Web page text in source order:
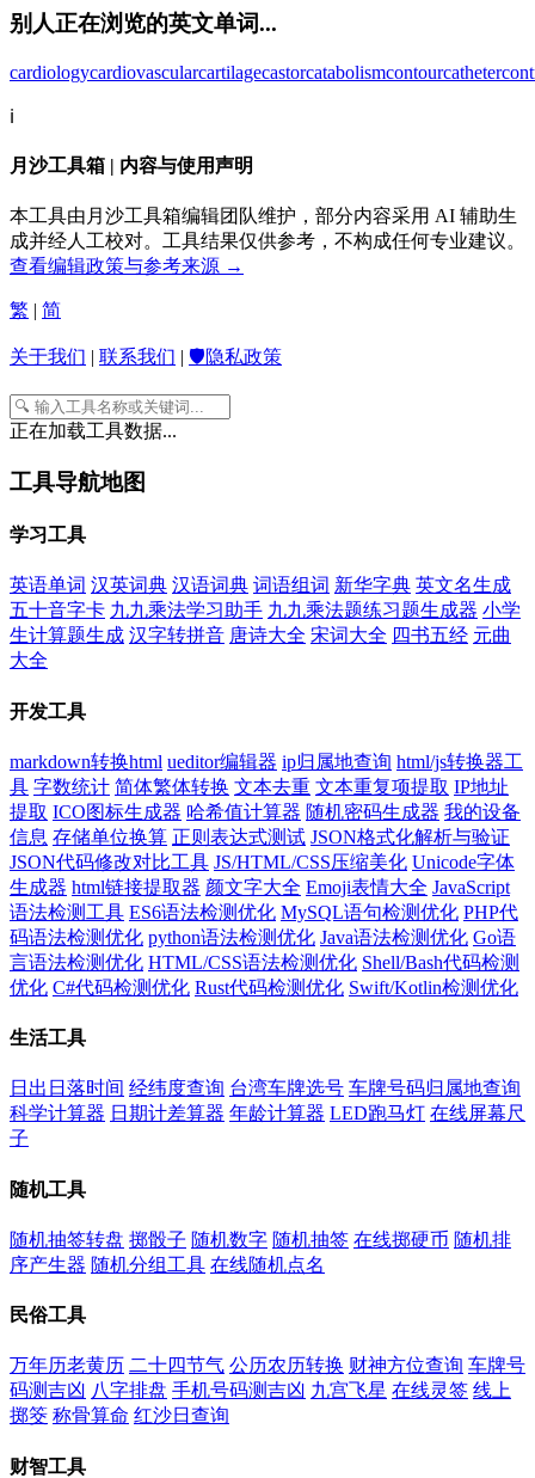
别人正在浏览的英文单词...
cardiologycardiovascularcartilagecastorcatabolismcontourcatheter
ℹ️
月沙工具箱 | 内容与使用声明
本工具由月沙工具箱编辑团队维护，部分内容采用 AI 辅助生
成并经人工校对。工具结果仅供参考，不构成任何专业建议。
查看编辑政策与参考来源 →
繁 | 简
关于我们 | 联系我们 | 🛡️隐私政策
正在加载工具数据...
工具导航地图
学习工具
英语单词 汉英词典 汉语词典 词语组词 新华字典 英文名生成
五十音字卡 九九乘法学习助手 九九乘法题练习题生成器 小学
生计算题生成 汉字转拼音 唐诗大全 宋词大全 四书五经 元曲
大全
开发工具
markdown转换html ueditor编辑器 ip归属地查询 html/js转换器工
具 字数统计 简体繁体转换 文本去重 文本重复项提取 IP地址
提取 ICO图标生成器 哈希值计算器 随机密码生成器 我的设备
信息 存储单位换算 正则表达式测试 JSON格式化解析与验证
JSON代码修改对比工具 JS/HTML/CSS压缩美化 Unicode字体
生成器 html链接提取器 颜文字大全 Emoji表情大全 JavaScript
语法检测工具 ES6语法检测优化 MySQL语句检测优化 PHP代
码语法检测优化 python语法检测优化 Java语法检测优化 Go语
言语法检测优化 HTML/CSS语法检测优化 Shell/Bash代码检测
优化 C#代码检测优化 Rust代码检测优化 Swift/Kotlin检测优化
生活工具
日出日落时间 经纬度查询 台湾车牌选号 车牌号码归属地查询
科学计算器 日期计差算器 年龄计算器 LED跑马灯 在线屏幕尺
子
随机工具
随机抽签转盘 掷骰子 随机数字 随机抽签 在线掷硬币 随机排
序产生器 随机分组工具 在线随机点名
民俗工具
万年历老黄历 二十四节气 公历农历转换 财神方位查询 车牌号
码测吉凶 八字排盘 手机号码测吉凶 九宫飞星 在线灵签 线上
掷筊 称骨算命 红沙日查询
财智工具